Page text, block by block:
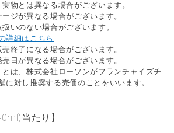
物とは異なる場合がございます。
ジが異なる場合がございます。
いのない場合がございます。
詳細はこちら
終了になる場合がございます。
日が異なる場合がございます。
は、株式会社ローソンがフランチャイズチ
に対し推奨する売価のことをいいます。
当たり】